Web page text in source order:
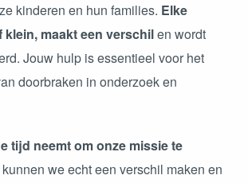
kinderen en hun families. Elke
maakt een verschilen wordt
Jouw hulp is essentieel voor het
doorbraken in onderzoek en
tijd neemt om onze missie te
we echt een verschil maken en